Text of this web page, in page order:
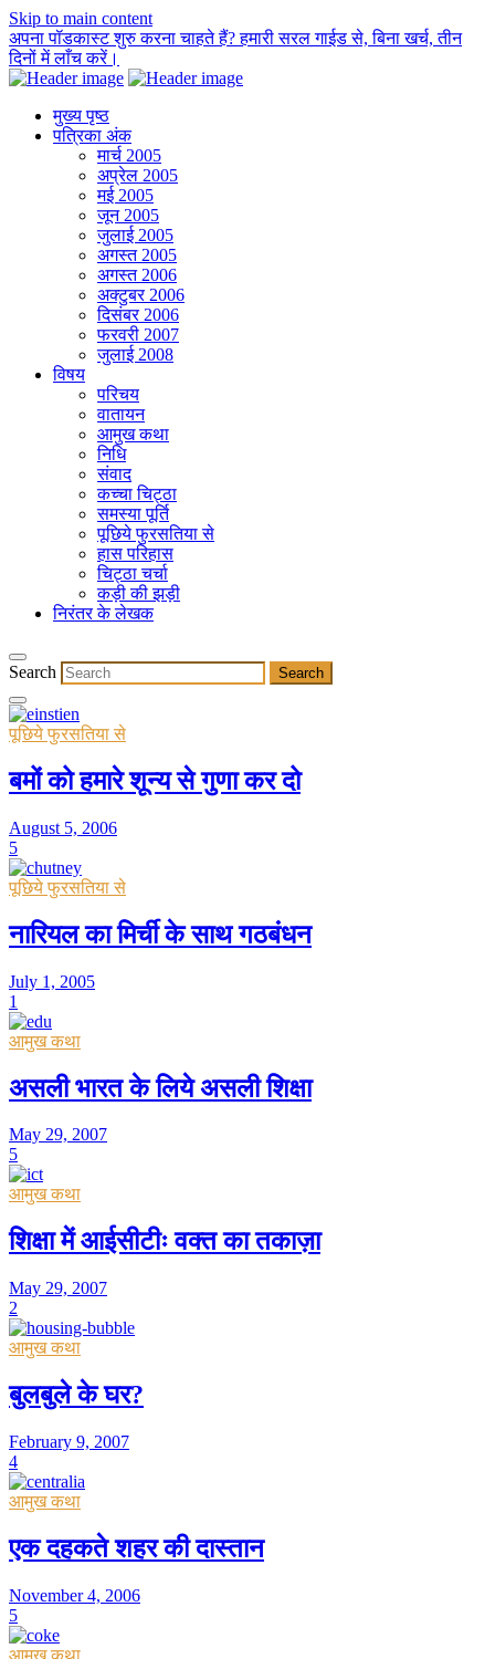
Skip to main content
अपना पॉडकास्ट शुरु करना चाहते हैं? हमारी सरल गाईड से, बिना खर्च, तीन
दिनों में लाँच करें।
मुख्य पृष्ठ
पत्रिका अंक
मार्च 2005
अप्रेल 2005
मई 2005
जून 2005
जुलाई 2005
अगस्त 2005
अगस्त 2006
अक्टुबर 2006
दिसंबर 2006
फरवरी 2007
जुलाई 2008
विषय
परिचय
वातायन
आमुख कथा
निधि
संवाद
कच्चा चिट्ठा
समस्या पूर्ति
पूछिये फुरसतिया से
हास परिहास
चिट्ठा चर्चा
कड़ी की झड़ी
निरंतर के लेखक
Search
पूछिये फुरसतिया से
बमों को हमारे शून्य से गुणा कर दो
August 5, 2006
5
पूछिये फुरसतिया से
नारियल का मिर्ची के साथ गठबंधन
July 1, 2005
1
आमुख कथा
असली भारत के लिये असली शिक्षा
May 29, 2007
5
आमुख कथा
शिक्षा में आईसीटीः वक्त का तकाज़ा
May 29, 2007
2
आमुख कथा
बुलबुले के घर?
February 9, 2007
4
आमुख कथा
एक दहकते शहर की दास्तान
November 4, 2006
5
आमुख कथा